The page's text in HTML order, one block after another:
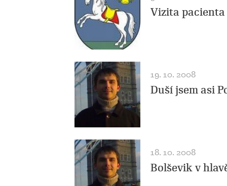
Vizita pacienta
19. 10. 2008
Duší jsem asi
18. 10. 2008
Bolševik v